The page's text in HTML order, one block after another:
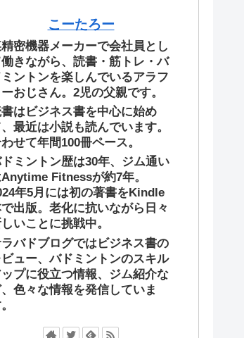
こーたろー
密機器メーカーで会社員とし
きながら、読書・筋トレ・バ
ミントンを楽しんでいるアラフ
おじさん。2児の父親です。
はビジネス書を中心に始め
最近は小説も読んでいます。
せて年間100冊ペース。
ミントン歴は30年、ジム通い
Fitnessが約7年。
年5月には初の著書をKindle
出版。老化に抗いながら日々
いことに挑戦中。
バドブログではビジネス書の
ビュー、バドミントンのスキル
プに役立つ情報、ジム紹介な
、色々な情報を発信していま